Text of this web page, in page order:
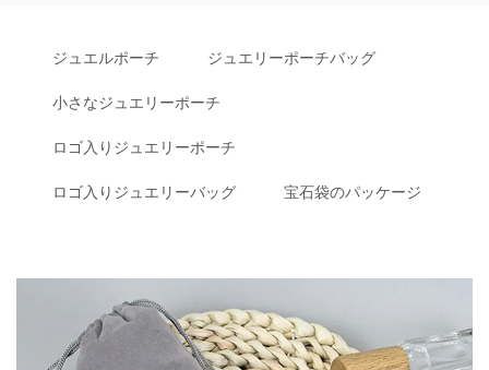
ジュエルポーチ ジュエリーポーチバッグ
小さなジュエリーポーチ
ロゴ入りジュエリーポーチ
ロゴ入りジュエリーバッグ 宝石袋のパッケージ